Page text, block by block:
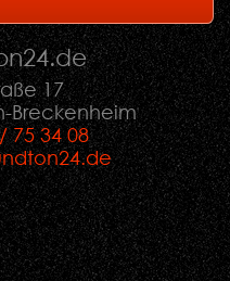
24.de
17
Breckenheim
75 34 08